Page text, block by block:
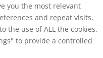
you the most relevant
and repeat visits.
the use of ALL the cookies.
to provide a controlled